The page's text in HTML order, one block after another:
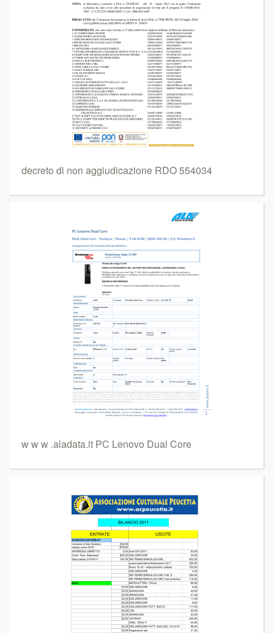
decreto di non aggiudicazione RDO 554034
w w w .aladata.it PC Lenovo Dual Core